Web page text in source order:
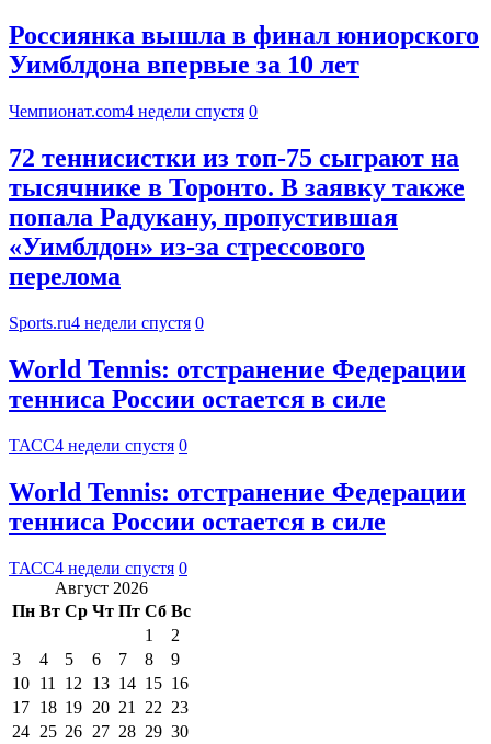
Россиянка вышла в финал юниорского
Уимблдона впервые за 10 лет
Чемпионат.com4 недели спустя 0
72 теннисистки из топ-75 сыграют на
тысячнике в Торонто. В заявку также
попала Радукану, пропустившая
«Уимблдон» из-за стрессового
перелома
Sports.ru4 недели спустя 0
World Tennis: отстранение Федерации
тенниса России остается в силе
ТАСС4 недели спустя 0
World Tennis: отстранение Федерации
тенниса России остается в силе
ТАСС4 недели спустя 0
Август 2026
Пн Вт Ср Чт Пт Сб Вс
1
2
3
4 5 6 7 8
9
10 11 12 13 14 15 16
17 18 19 20 21 22 23
24 25 26 27 28 29 30